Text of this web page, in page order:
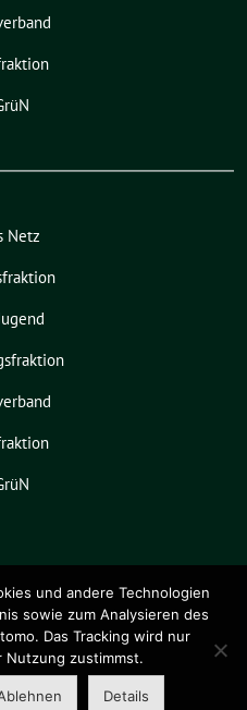
Netz
und andere Technologien
sowie zum Analysieren des
Das Tracking wird nur
zustimmst.
Details